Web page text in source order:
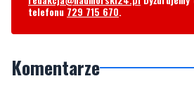
Komentarze
Napisz swój komentarz